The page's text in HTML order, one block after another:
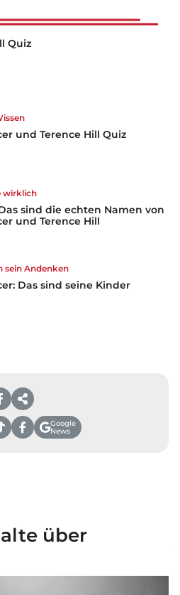
Quiz
und Terence Hill Quiz
wirklich
sind die echten Namen von
und Terence Hill
sein Andenken
Das sind seine Kinder
Google
News
über